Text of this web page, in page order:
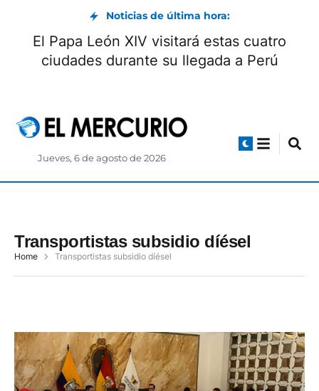
Noticias de última hora:
El Papa León XIV visitará estas cuatro
ciudades durante su llegada a Perú
Jueves, 6 de agosto de 2026
Transportistas subsidio díésel
Home Transportistas subsidio díésel